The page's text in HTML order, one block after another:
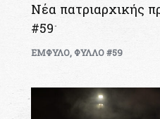
Νέα πατριαρχικής
#59
ΕΜΦΥΛΟ, ΦΥΛΛΟ #59